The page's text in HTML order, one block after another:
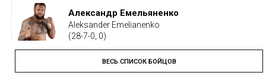
Александр Емельяненко
Aleksander Emelianenko
(28-7-0, 0)
Тайрон Вудли
Tyron Woodley
ВЕСЬ СПИСОК БОЙЦОВ